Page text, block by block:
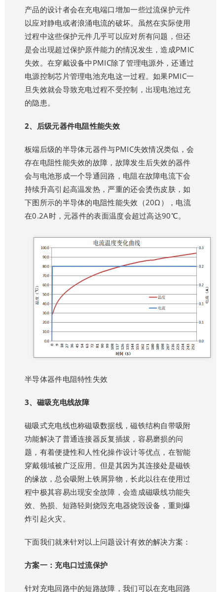
产品的设计者会在充电端口增加一些过流保护元件
以应对静电或者浪涌电流的破坏。虽然在实际使用
过程中这些保护元件几乎可以应对所有问题，但还
是会出现超过保护原件能力的情况发生，造成PMIC
失效。在穿戴设备中PMIC除了管理电源外，还通过
电源控制芯片管理电池充电这一过程。如果PMIC一
旦失效就会导致充电过程不受控制，出现电池过充
的隐患。
2、后级元器件电阻性能失效
板端后级的半导体元器件与PMIC失效情况类似，会
存在电阻性能失效的故障，故障发生后失效的器件
会与电池形成一个导通回路，电阻在故障电流下会
持续升高引起高温发热，严重的还会烫伤皮肤，如
下图所示的半导体的电阻性能失效（20Ω），电流
在0.2A时，元器件的表面温度会超过高达90℃。
半导体器件电阻特性失效
3、磁吸充电线故障
磁吸式充电线也称磁吸数据线，磁铁结构自带吸附
功能解决了普通连接器反复插拔，容易磨损的问
题，有着便捷性和人性化操作设计等优点，在智能
穿戴领域被广泛应用。但是其因为其连接处是磁铁
的缘故，总会吸附上铁屑异物，长此以往在使用过
程中极其容易出现安全故障，会造成磁吸线功能失
效、热损、短路轻则烧毁充电器烧毁设备，重则爆
炸引起火灾。
下面我们就来针对以上问题设计有效的解决方案：
方案一：充电口过流保护
针对充电回路中的短路故障，我们可以在充电回路